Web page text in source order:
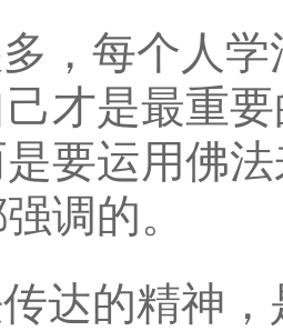
，每个人
才是最重
要运用佛
调的。
达的精神